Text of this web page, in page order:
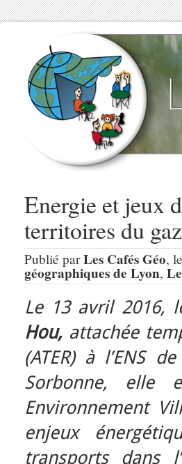
Energie et jeux
territoires du
Publié parLes Cafés Géo,
géographiques de Lyon,
Le 13 avril 2016,
Hou, attachée
(ATER) à l’ENS
Sorbonne, elle
Environnement
enjeux
transports dans